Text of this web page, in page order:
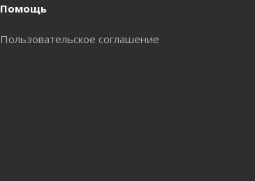
Помощь
Пользовательское соглашение